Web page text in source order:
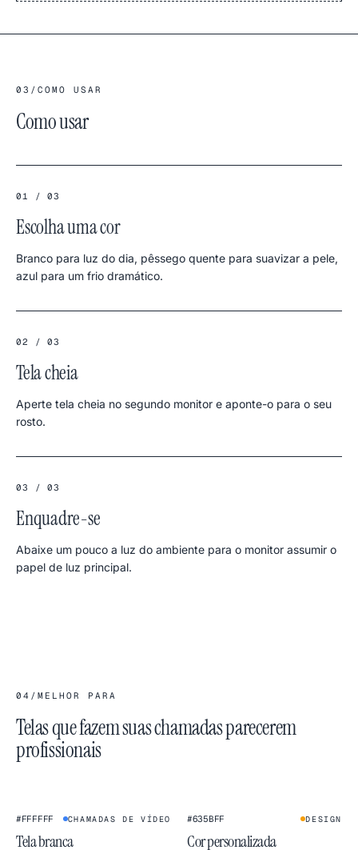
03 / COMO USAR
Como usar
01 / 03
Escolha uma cor
Branco para luz do dia, pêssego quente para suavizar a pele,
azul para um frio dramático.
02 / 03
Tela cheia
Aperte tela cheia no segundo monitor e aponte-o para o seu
rosto.
03 / 03
Enquadre-se
Abaixe um pouco a luz do ambiente para o monitor assumir o
papel de luz principal.
04 / MELHOR PARA
Telas que fazem suas chamadas parecerem
profissionais
★
#FFFFFF CHAMADAS DE VÍDEO
Tela branca
★
#635BFF DESIGN
Cor personalizada